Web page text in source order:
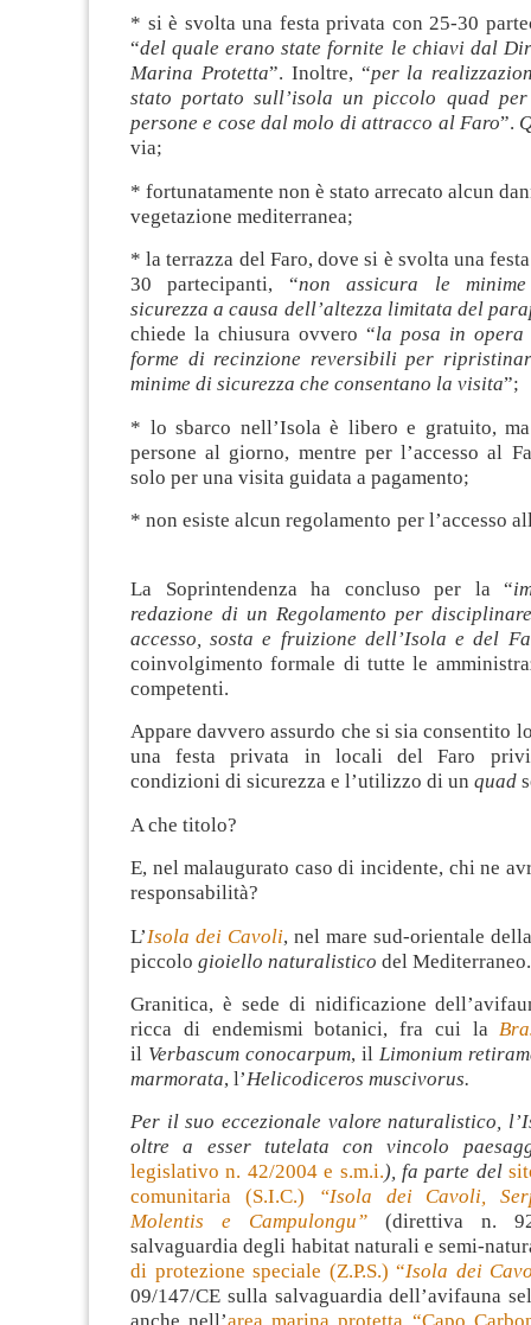
* si è svolta una festa privata con 25-30
“del quale erano state fornite le chiavi dal
Marina Protetta”. Inoltre, “per la
stato portato sull’isola un piccolo quad
persone e cose dal molo di attracco al Faro”.
via;
* fortunatamente non è stato arrecato alcun
vegetazione mediterranea;
* la terrazza del Faro, dove si è svolta una
30 partecipanti, “non assicura le
sicurezza a causa dell’altezza limitata del
chiede la chiusura ovvero “la posa in
forme di recinzione reversibili per
minime di sicurezza che consentano la visita”;
* lo sbarco nell’Isola è libero e gratuito,
persone al giorno, mentre per l’accesso al
solo per una visita guidata a pagamento;
* non esiste alcun regolamento per l’accesso
La Soprintendenza ha concluso per la “
redazione di un Regolamento per
accesso, sosta e fruizione dell’Isola e del
coinvolgimento formale di tutte le
competenti.
Appare davvero assurdo che si sia consentito
una festa privata in locali del Faro
condizioni di sicurezza e l’utilizzo di un quad
A che titolo?
E, nel malaugurato caso di incidente, chi ne
responsabilità?
L’Isola dei Cavoli, nel mare sud-orientale
piccolo gioiello naturalistico del Mediterraneo.
Granitica, è sede di nidificazione
ricca di endemismi botanici, fra cui la
il Verbascum conocarpum, il Limonium
marmorata, l’Helicodiceros muscivorus.
Per il suo eccezionale valore naturalistico,
oltre a esser tutelata con vincolo
legislativo n. 42/2004 e s.m.i.), fa parte del
comunitaria (S.I.C.)
“Isola dei Cavoli,
Molentis e Campulongu” (direttiva n.
salvaguardia degli habitat naturali e semi-
di protezione speciale (Z.P.S.) “Isola dei
09/147/CE sulla salvaguardia dell’avifauna